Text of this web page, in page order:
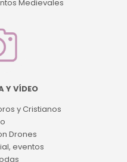
Medievales
Y VÍDEO
y Cristianos
Drones
eventos